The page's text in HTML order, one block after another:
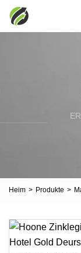
Heim > Produkte >